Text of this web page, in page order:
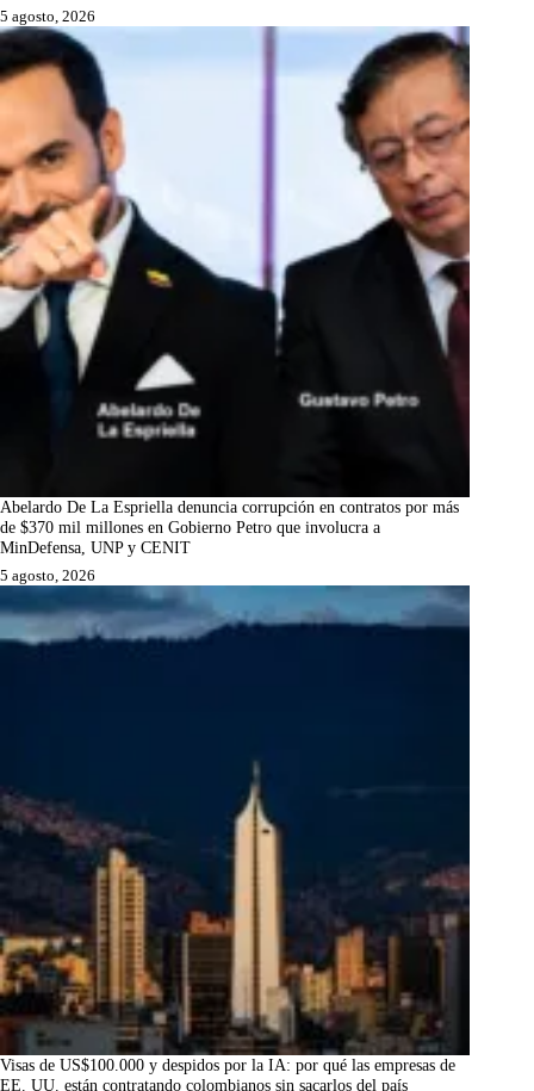
5 agosto, 2026
Abelardo De La Espriella denuncia corrupción en contratos por más
de $370 mil millones en Gobierno Petro que involucra a
MinDefensa, UNP y CENIT
5 agosto, 2026
Visas de US$100.000 y despidos por la IA: por qué las empresas de
EE. UU. están contratando colombianos sin sacarlos del país